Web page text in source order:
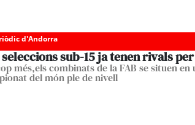
d'Andorra
sub-15 ja tenen rivals per
més,els combinats de la FAB se situen en
del món ple de nivell